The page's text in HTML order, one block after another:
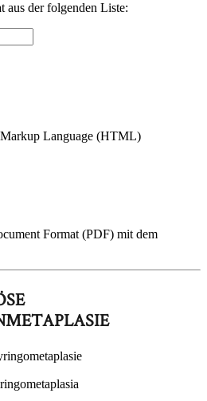
aus der folgenden Liste:
Language (HTML)
Format (PDF) mit dem